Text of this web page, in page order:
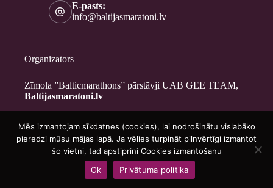
E-pasts:
info@baltijasmaratoni.lv
Organizators
Zīmola ”Balticmarathons” pārstāvji UAB GEE TEAM,
Baltijasmaratoni.lv
Kontakti
Par mums
Brīvprātīgajiem
Privātuma politika
Copyright © 2026 - Baltijasmaratoni.lv
Mēs izmantojam sīkdatnes (cookies), lai nodrošinātu vislabāko
pieredzi mūsu mājas lapā. Ja vēlies turpināt pilnvērtīgi izmantot
šo vietni, tad apstiprini Cookies izmantošanu
Ok
Privātuma politika